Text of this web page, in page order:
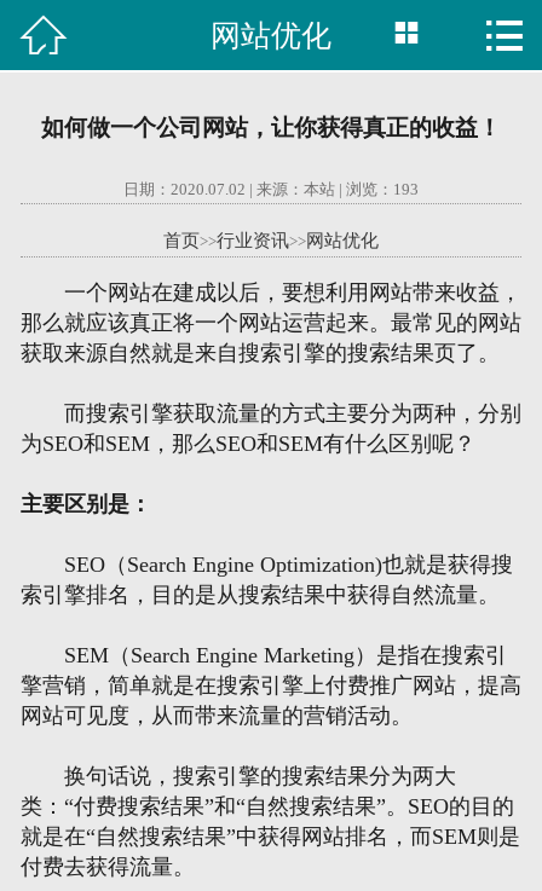
 首页
行业资讯
关于我们
联系我们
网页地图
文本地图
XML地图
 网站优化  
如何做一个公司网站，让你获得真正的收益！
日期：2020.07.02 | 来源：本站 | 浏览： 193
首页>>行业资讯>>网站优化
一个网站在建成以后，要想利用网站带来收益，
那么就应该真正将一个网站运营起来。最常见的网站
获取来源自然就是来自搜索引擎的搜索结果页了。
而搜索引擎获取流量的方式主要分为两种，分别
为SEO和SEM，那么SEO和SEM有什么区别呢？
主要区别是：
SEO（Search Engine Optimization)也就是获得搜
索引擎排名，目的是从搜索结果中获得自然流量。
SEM（Search Engine Marketing）是指在搜索引
擎营销，简单就是在搜索引擎上付费推广网站，提高
网站可见度，从而带来流量的营销活动。
换句话说，搜索引擎的搜索结果分为两大
类：“付费搜索结果”和“自然搜索结果”。SEO的目的
就是在“自然搜索结果”中获得网站排名，而SEM则是
付费去获得流量。